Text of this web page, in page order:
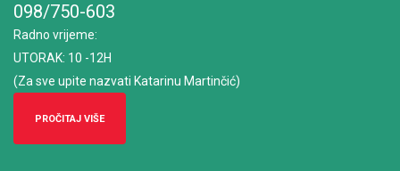
098/750-603
Radno vrijeme:
UTORAK: 10 -12H
(Za sve upite nazvati Katarinu Martinčić)
PROČITAJ VIŠE